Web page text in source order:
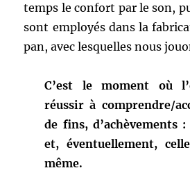
temps le confort par le son,
sont employés dans la
pan, avec lesquelles nous
C’est le moment où
réussir à comprendre/
de fins, d’achèvements
et, éventuellement,
même.